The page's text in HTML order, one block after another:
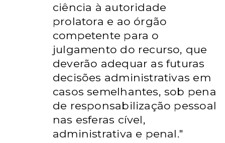
ciência à autoridade
prolatora e ao órgão
competente para o
julgamento do recurso, que
deverão adequar as futuras
decisões administrativas em
casos semelhantes, sob pena
de responsabilização pessoal
nas esferas cível,
administrativa e penal."